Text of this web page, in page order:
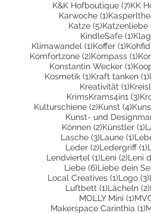
K&K Hofboutique (7)7
KK
Karwoche (1)1 Beitrag
Katze (5)5 Beiträge
Katzenliebe
KindleSafe (1)1
Klimawandel (1)1 Beitrag
Koffer (1)1
Komfortzone (2)2 Beiträge
Kompass (1)1
Konstantin Wecker (1)1
Kosmetik (1)1 Beitrag
Kraft tanken (1)
Kreativität (1)1
KrimsKrams4in1 (3)3
Kulturschiene (2)2 Beiträge
Kunst (4)4
Kunst- und
Können (2)2 Beiträge
Künstler (1)
Lasche (3)3 Beiträge
Laune (1)1
Leder (2)2 Beiträge
Ledergriff (1)
Lendviertel (1)1 Beitrag
Leni (2)2
Leni
Liebe (6)6 Beiträge
Liebe dein
Local Creatives (1)1 Beitrag
Logo (3)
Luftbett (1)1 Beitrag
Lächeln (2)
MOLLY Mini (1)1
Makerspace Carinthia (1)